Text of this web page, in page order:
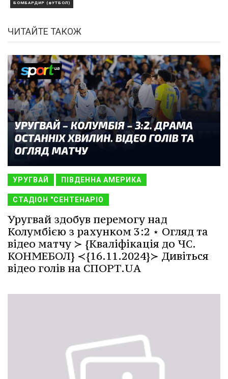
БОМБАРДИР (ФУТБОЛ)
ЧИТАЙТЕ ТАКОЖ
УРУГВАЙ ПІВДЕННА АМЕРИКА
СТАДІОН "СЕНТЕНАРІО
Уругвай здобув перемогу над
Колумбією з рахунком 3:2 ⋆ Огляд та
відео матчу ≻ {Кваліфікація до ЧС.
КОНМЕБОЛ} ≺{16.11.2024}≻ Дивіться
відео голів на СПОРТ.UA